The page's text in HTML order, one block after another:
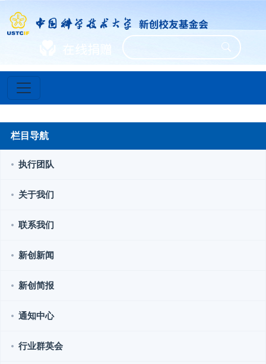
栏目导航
执行团队
关于我们
联系我们
新创新闻
新创简报
通知中心
行业群英会